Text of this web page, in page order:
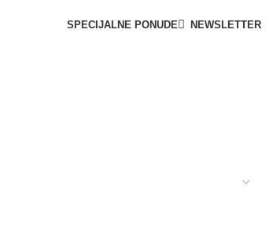
SPECIJALNE PONUDE
NEWSLETTER